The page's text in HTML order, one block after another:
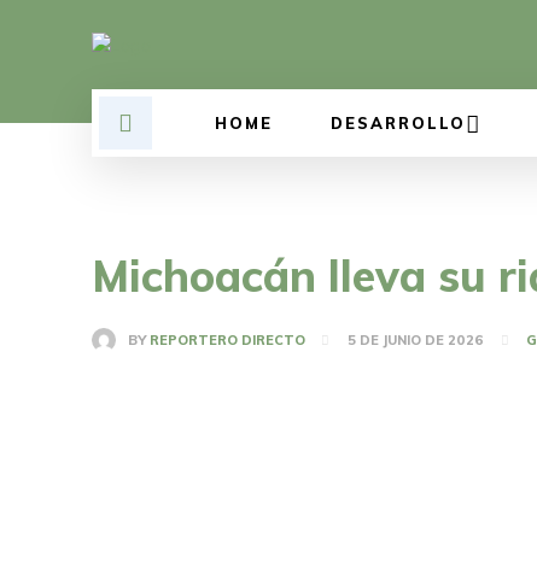
HOME DESARROLLO
Michoacán lleva su
BY REPORTERO DIRECTO 5 DE JUNIO DE 2026